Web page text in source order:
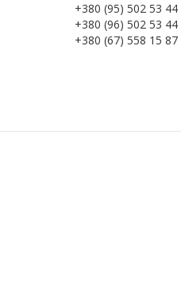
+380 (95) 502 53 44
+380 (96) 502 53 44
+380 (67) 558 15 87